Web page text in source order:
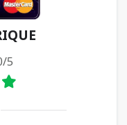
5.0/5